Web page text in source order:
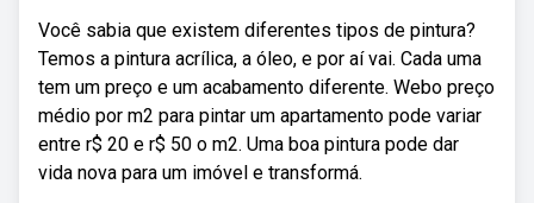
Você sabia que existem diferentes tipos de pintura?
Temos a pintura acrílica, a óleo, e por aí vai. Cada uma
tem um preço e um acabamento diferente. Webo preço
médio por m2 para pintar um apartamento pode variar
entre r$ 20 e r$ 50 o m2. Uma boa pintura pode dar
vida nova para um imóvel e transformá.